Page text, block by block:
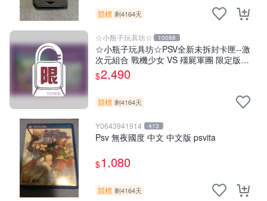
競標 剩4164天
☆小瓶子玩具坊☆ 10088
☆小瓶子玩具坊☆PSV全新未拆封卡匣--激
次元組合 戰機少女 VS 殭屍軍團 限定版
(日版)+特典--CD
$2,490
競標 剩4164天
Y0643941914 413
Psv 無夜國度 中文 中文版 psvita
$1,080
競標 剩4164天